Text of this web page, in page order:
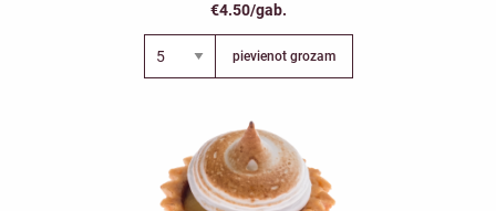
€4.50/gab.
pievienot grozam